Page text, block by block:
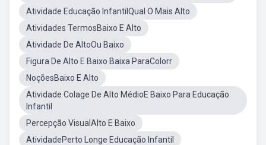
Atividade Educação InfantilQual O Mais Alto
Atividades TermosBaixo E Alto
Atividade De AltoOu Baixo
Figura De Alto E Baixo Baixa ParaColorr
NoçõesBaixo E Alto
Atividade Colage De Alto MédioE Baixo Para Educação
Infantil
Percepção VisualAlto E Baixo
AtividadePerto Longe Educação Infantil